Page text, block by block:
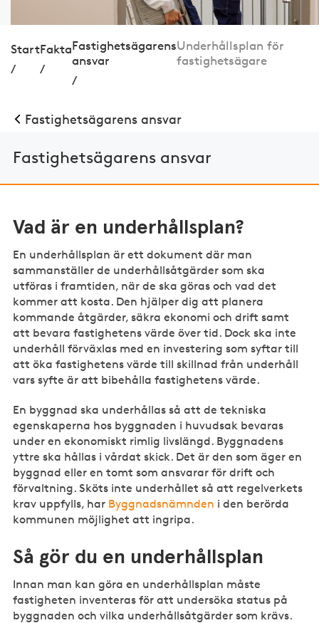
Start
/
Fakta
/
Fastighetsägarens
ansvar
/
Underhållsplan för
fastighetsägare
Fastighetsägarens ansvar
Fastighetsägarens ansvar
Vad är en underhållsplan?
En underhållsplan är ett dokument där man
sammanställer de underhållsåtgärder som ska
utföras i framtiden, när de ska göras och vad det
kommer att kosta. Den hjälper dig att planera
kommande åtgärder, säkra ekonomi och drift samt
att bevara fastighetens värde över tid. Dock ska inte
underhåll förväxlas med en investering som syftar till
att öka fastighetens värde till skillnad från underhåll
vars syfte är att bibehålla fastighetens värde.
En byggnad ska underhållas så att de tekniska
egenskaperna hos byggnaden i huvudsak bevaras
under en ekonomiskt rimlig livslängd. Byggnadens
yttre ska hållas i vårdat skick. Det är den som äger en
byggnad eller en tomt som ansvarar för drift och
förvaltning. Sköts inte underhållet så att regelverkets
krav uppfylls, har Byggnadsnämnden i den berörda
kommunen möjlighet att ingripa.
Så gör du en underhållsplan
Innan man kan göra en underhållsplan måste
fastigheten inventeras för att undersöka status på
byggnaden och vilka underhållsåtgärder som krävs.